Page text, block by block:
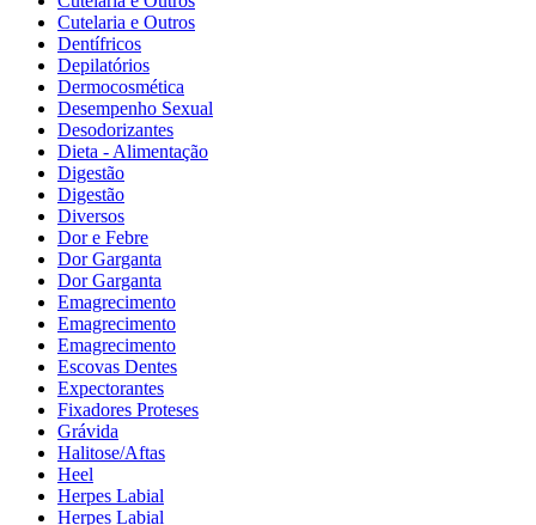
Cutelaria e Outros
Dentífricos
Depilatórios
Dermocosmética
Desempenho Sexual
Desodorizantes
Dieta - Alimentação
Digestão
Digestão
Diversos
Dor e Febre
Dor Garganta
Dor Garganta
Emagrecimento
Emagrecimento
Emagrecimento
Escovas Dentes
Expectorantes
Fixadores Proteses
Grávida
Halitose/Aftas
Heel
Herpes Labial
Herpes Labial